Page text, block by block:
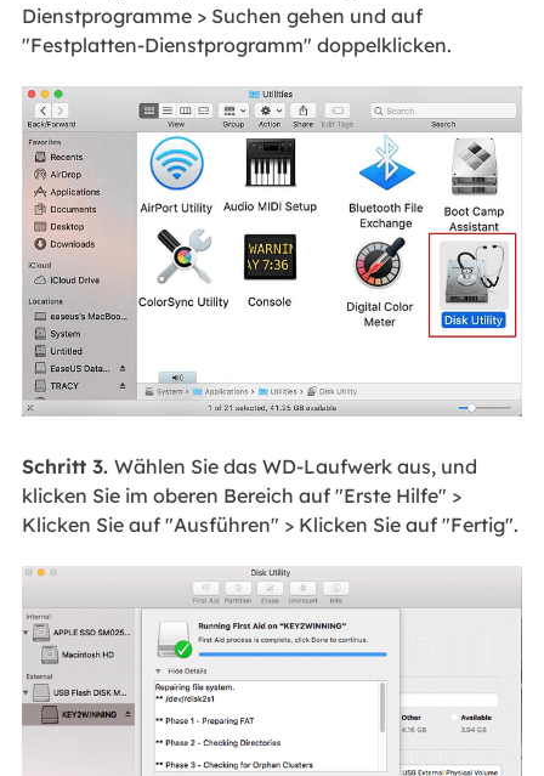
Dienstprogramme > Suchen gehen und auf
"Festplatten-Dienstprogramm" doppelklicken.
Schritt 3. Wählen Sie das WD-Laufwerk aus, und
klicken Sie im oberen Bereich auf "Erste Hilfe" >
Klicken Sie auf "Ausführen" > Klicken Sie auf "Fertig".